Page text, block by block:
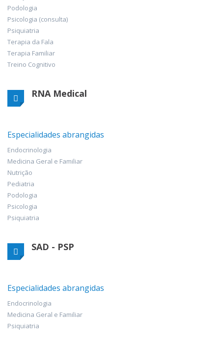
Podologia
Psicologia (consulta)
Psiquiatria
Terapia da Fala
Terapia Familiar
Treino Cognitivo
RNA Medical
Especialidades abrangidas
Endocrinologia
Medicina Geral e Familiar
Nutrição
Pediatria
Podologia
Psicologia
Psiquiatria
SAD - PSP
Especialidades abrangidas
Endocrinologia
Medicina Geral e Familiar
Psiquiatria